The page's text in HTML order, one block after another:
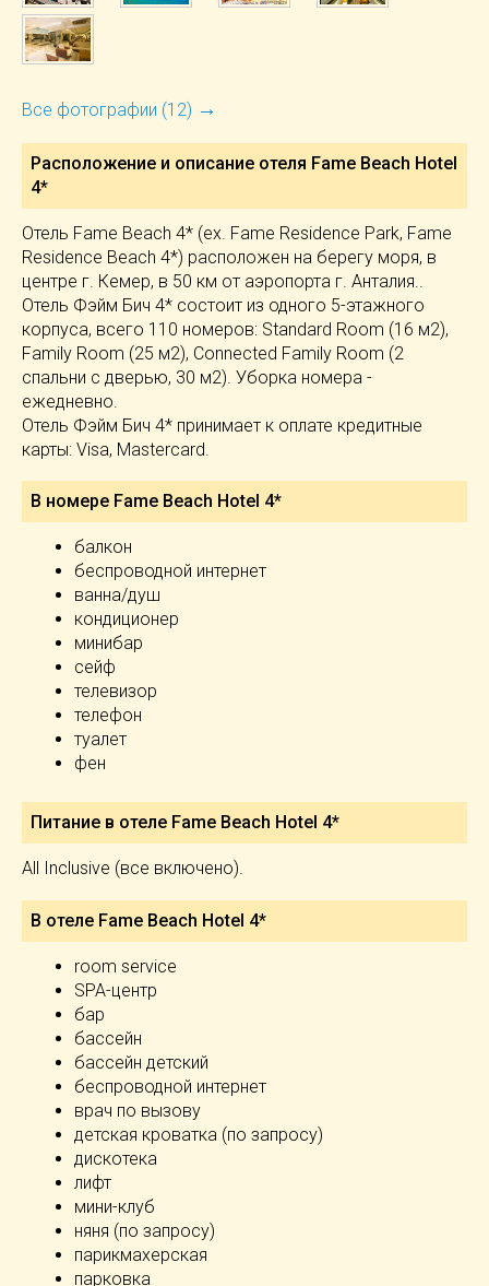
Все фотографии (12) →
Расположение и описание отеля Fame Beach Hotel
4*
Отель Fame Beach 4* (ex. Fame Residence Park, Fame
Residence Beach 4*) расположен на берегу моря, в
центре г. Кемер, в 50 км от аэропорта г. Анталия..
Отель Фэйм Бич 4* состоит из одного 5-этажного
корпуса, всего 110 номеров: Standard Room (16 м2),
Family Room (25 м2), Connected Family Room (2
спальни с дверью, 30 м2). Уборка номера -
ежедневно.
Отель Фэйм Бич 4* принимает к оплате кредитные
карты: Visa, Mastercard.
В номере Fame Beach Hotel 4*
балкон
беспроводной интернет
ванна/душ
кондиционер
минибар
сейф
телевизор
телефон
туалет
фен
Питание в отеле Fame Beach Hotel 4*
All Inclusive (все включено).
В отеле Fame Beach Hotel 4*
room service
SPA-центр
бар
бассейн
бассейн детский
беспроводной интернет
врач по вызову
детская кроватка (по запросу)
дискотека
лифт
мини-клуб
няня (по запросу)
парикмахерская
парковка